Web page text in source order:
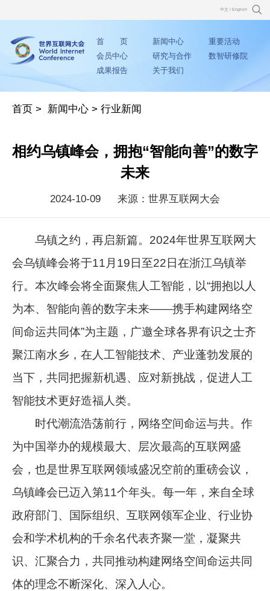
中文 / English
首 页 新闻中心
重要活动
会员中心
研究与合作
数智研修院
成果报告
关于我们
首页 > 新闻中心 >行业新闻
相约乌镇峰会，拥抱“智能向善”的数字
未来
2024-10-09 来源：世界互联网大会
乌镇之约，再启新篇。2024年世界互联网大
会乌镇峰会将于11月19日至22日在浙江乌镇举
行。本次峰会将全面聚焦人工智能，以“拥抱以人
为本、智能向善的数字未来——携手构建网络空
间命运共同体”为主题，广邀全球各界有识之士齐
聚江南水乡，在人工智能技术、产业蓬勃发展的
当下，共同把握新机遇、应对新挑战，促进人工
智能技术更好造福人类。
时代潮流浩荡前行，网络空间命运与共。作
为中国举办的规模最大、层次最高的互联网盛
会，也是世界互联网领域盛况空前的重磅会议，
乌镇峰会已迈入第11个年头。每一年，来自全球
政府部门、国际组织、互联网领军企业、行业协
会和学术机构的千余名代表齐聚一堂，凝聚共
识、汇聚合力，共同推动构建网络空间命运共同
体的理念不断深化、深入人心。